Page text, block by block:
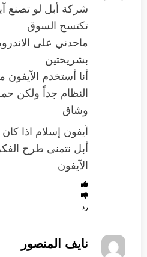
شركة أبل لو تصنع
تكتسح السوق
ماحدني على
بشريحتين
أنا أستخدم
النظام جداً ولكن
وشاق
آيفون إسلام اذا
أبل نتمنى طرح
الآيفون
رد
نايف المنصور